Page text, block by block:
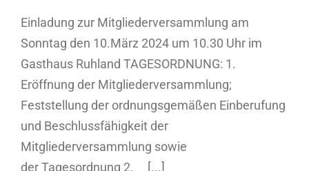
Einladung zur Mitgliederversammlung am
Sonntag den 10.März 2024 um 10.30 Uhr im
Gasthaus Ruhland TAGESORDNUNG: 1.
Eröffnung der Mitgliederversammlung;
Feststellung der ordnungsgemäßen Einberufung
und Beschlussfähigkeit der
Mitgliederversammlung sowie
der Tagesordnung 2. [...]